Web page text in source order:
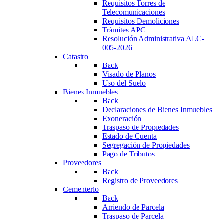
Requisitos Torres de
Telecomunicaciones
Requisitos Demoliciones
Trámites APC
Resolución Administrativa ALC-
005-2026
Catastro
Back
Visado de Planos
Uso del Suelo
Bienes Inmuebles
Back
Declaraciones de Bienes Inmuebles
Exoneración
Traspaso de Propiedades
Estado de Cuenta
Segregación de Propiedades
Pago de Tributos
Proveedores
Back
Registro de Proveedores
Cementerio
Back
Arriendo de Parcela
Traspaso de Parcela